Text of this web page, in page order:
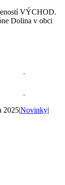
VÝCHOD.
Dolina v obci
2025|Novinky|